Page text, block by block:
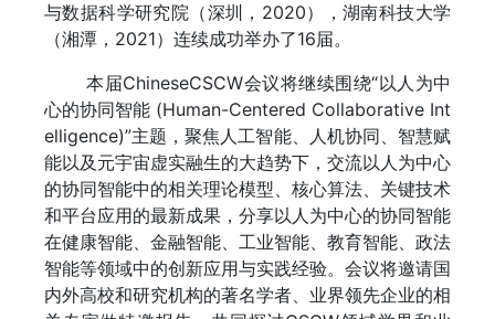
与数据科学研究院（深圳，2020），湖南科技大学
（湘潭，2021）连续成功举办了16届。
本届ChineseCSCW会议将继续围绕“以人为中
心的协同智能 (Human-Centered Collaborative Int
elligence)”主题，聚焦人工智能、人机协同、智慧赋
能以及元宇宙虚实融生的大趋势下，交流以人为中心
的协同智能中的相关理论模型、核心算法、关键技术
和平台应用的最新成果，分享以人为中心的协同智能
在健康智能、金融智能、工业智能、教育智能、政法
智能等领域中的创新应用与实践经验。会议将邀请国
内外高校和研究机构的著名学者、业界领先企业的相